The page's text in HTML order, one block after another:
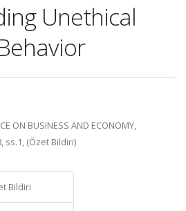
Unethical
ON BUSINESS AND ECONOMY,
ss.1, (Özet Bildiri)
Bildiri